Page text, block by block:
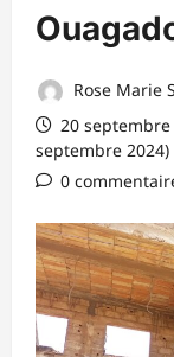
Rose Marie
20
septembre 2024)
0